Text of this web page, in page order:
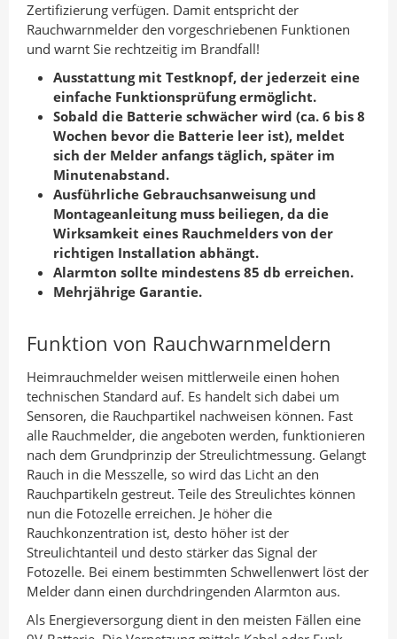
Zertifizierung verfügen. Damit entspricht der
Rauchwarnmelder den vorgeschriebenen Funktionen
und warnt Sie rechtzeitig im Brandfall!
Ausstattung mit Testknopf, der jederzeit eine
einfache Funktionsprüfung ermöglicht.
Sobald die Batterie schwächer wird (ca. 6 bis 8
Wochen bevor die Batterie leer ist), meldet
sich der Melder anfangs täglich, später im
Minutenabstand.
Ausführliche Gebrauchsanweisung und
Montageanleitung muss beiliegen, da die
Wirksamkeit eines Rauchmelders von der
richtigen Installation abhängt.
Alarmton sollte mindestens 85 db erreichen.
Mehrjährige Garantie.
Funktion von Rauchwarnmeldern
Heimrauchmelder weisen mittlerweile einen hohen
technischen Standard auf. Es handelt sich dabei um
Sensoren, die Rauchpartikel nachweisen können. Fast
alle Rauchmelder, die angeboten werden, funktionieren
nach dem Grundprinzip der Streulichtmessung. Gelangt
Rauch in die Messzelle, so wird das Licht an den
Rauchpartikeln gestreut. Teile des Streulichtes können
nun die Fotozelle erreichen. Je höher die
Rauchkonzentration ist, desto höher ist der
Streulichtanteil und desto stärker das Signal der
Fotozelle. Bei einem bestimmten Schwellenwert löst der
Melder dann einen durchdringenden Alarmton aus.
Als Energieversorgung dient in den meisten Fällen eine